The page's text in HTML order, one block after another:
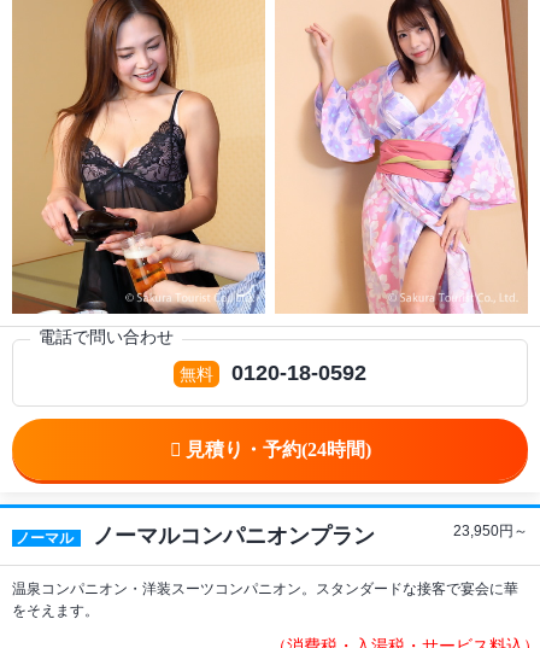
電話で問い合わせ
0120-18-0592
ノーマル ノーマルコンパニオンプラン 23,950円～
温泉コンパニオン・洋装スーツコンパニオン。スタンダードな接客で宴会に華
をそえます。